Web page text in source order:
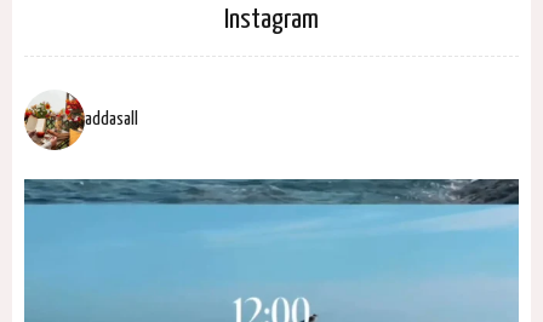
Instagram
addasall